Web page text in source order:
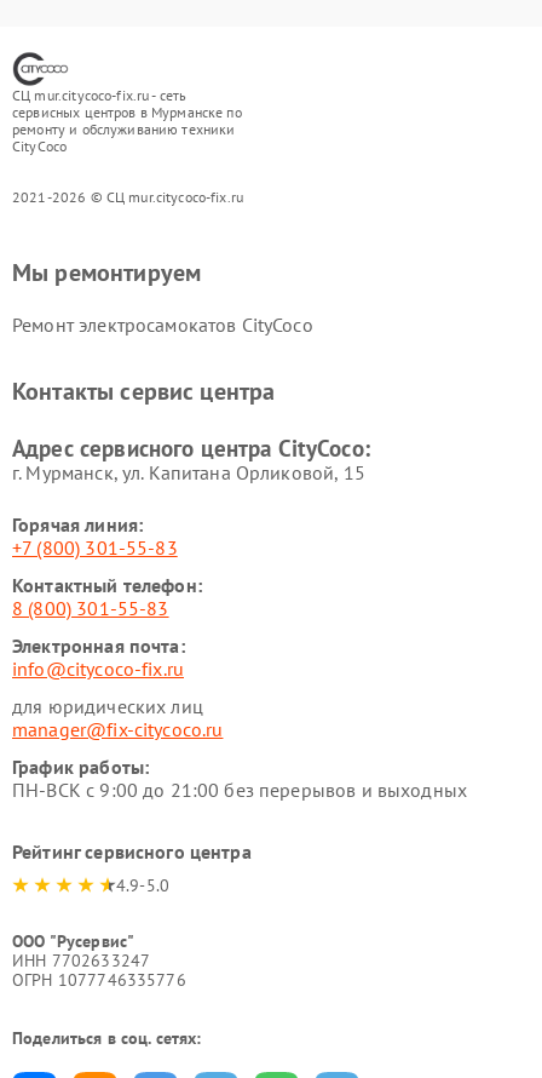
СЦ mur.citycoco-fix.ru - сеть
сервисных центров в Мурманске по
ремонту и обслуживанию техники
CityCoco
2021-2026 © СЦ mur.citycoco-fix.ru
Мы ремонтируем
Ремонт электросамокатов CityCoco
Контакты сервис центра
Адрес сервисного центра CityCoco:
г. Мурманск, ул. Капитана Орликовой, 15
Горячая линия:
+7 (800) 301-55-83
Контактный телефон:
8 (800) 301-55-83
Электронная почта:
info@citycoco-fix.ru
для юридических лиц
manager@fix-citycoco.ru
График работы:
ПН-ВСК с 9:00 до 21:00 без перерывов и выходных
Рейтинг сервисного центра
4.9-5.0
ООО "Русервис"
ИНН 7702633247
ОГРН 1077746335776
Поделиться в соц. сетях: